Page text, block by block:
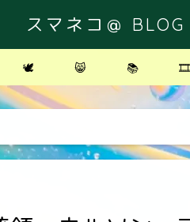
スマネコ＠ BLOG
🕊 😸 📚 🎞